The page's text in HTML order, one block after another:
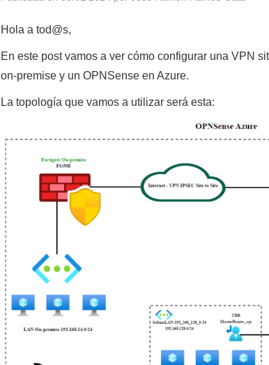
Hola a tod@s,
En este post vamos a ver cómo configurar una VPN
on-premise y un OPNSense en Azure.
La topología que vamos a utilizar será esta: